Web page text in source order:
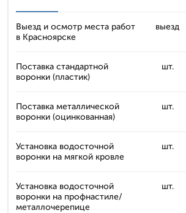
Выезд и осмотр места работ
в Красноярске
выезд
Поставка стандартной
воронки (пластик)
шт.
Поставка металлической
воронки (оцинкованная)
шт.
Установка водосточной
воронки на мягкой кровле
шт.
Установка водосточной
воронки на профнастиле/
металлочерепице
шт.